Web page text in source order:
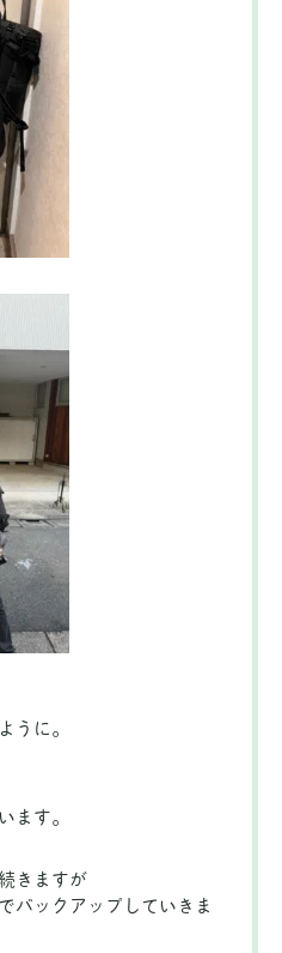
うに。
ます。
きますが
バックアップしていきま